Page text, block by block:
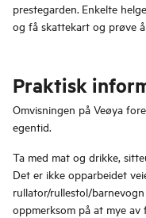
prestegarden. Enkelte
og få skattekart og prøve
Praktisk
Omvisningen på Veøya
egentid.
Ta med mat og drikke,
Det er ikke opparbeidet
rullator/rullestol/
oppmerksom på at mye